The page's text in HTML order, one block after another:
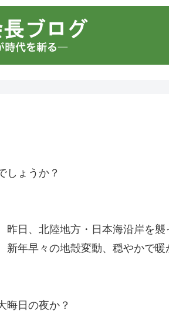
しょうか？
昨日、北陸地方・日本海沿岸を襲
新年早々の地殻変動、穏やかで
晦日の夜か？